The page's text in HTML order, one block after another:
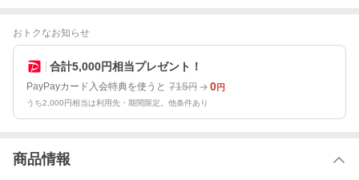
おトクなお知らせ
合計5,000円相当プレゼント！
PayPayカード入会特典を使うと 715円 0円
うち2,000円相当は利用先・期間限定。他条件あり
商品情報